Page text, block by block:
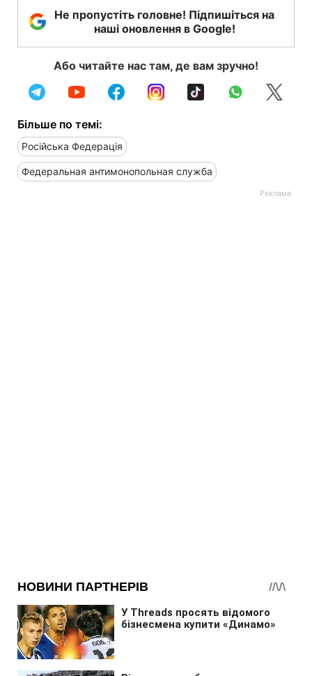
Не пропустіть головне! Підпишіться на
наші оновлення в Google!
Або читайте нас там, де вам зручно!
Більше по темі:
Російська Федерація
Федеральная антимонопольная служба